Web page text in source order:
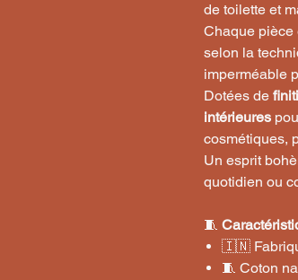
de toilette et
Chaque pièce
selon la
imperméable
Dotées de
intérieures
cosmétiques,
Un esprit
quotidien ou
🧵
🇮🇳
🧵 Coton